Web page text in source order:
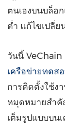
ตนเองบนบล็อ
ต่ำ แก้ไขเปลี่
วันนี้
เครือข่ายทดส
การติดตั้งใช้ง
หมุดหมายสำคั
เต็มรูปแบบบน